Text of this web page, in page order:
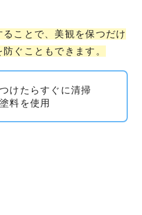
ことで、美観を保つだけ
ぐこともできます。
けたらすぐに清掃
料を使用